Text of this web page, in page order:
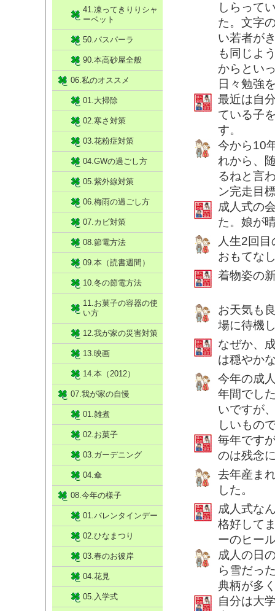
しらって
た。文字
い若者が
も同じよ
からとい
日々勉強
最近は自
ている子
す。
今から10
れから、
るねと言
ン完走目
成人式の
た。娘が
人生2回
おもてな
着物姿の
お天気も
場に待機
なぜか、
は穏やか
今年の成
年間でし
いですが
しいもの
毎年です
のは残念
去年産ま
した。
成人式な
格好して
ーのヒー
成人の日
ら雪だっ
典柄が多
自分は大
41.凍ってきりりシャ
ーベット
50.パスパーラ
90.本高砂屋全般
06.私のオススメ
01.大掃除
02.寒さ対策
03.花粉症対策
04.GWの過ごし方
05.紫外線対策
06.梅雨の過ごし方
07.カビ対策
08.節電方法
09.本（読書週間）
10.冬の節電方法
11.お菓子の容器の使
い方
12.我が家の災害対策
13.映画
14.本（2012）
07.我が家の自慢
01.雑煮
02.お菓子
03.ガーデニング
04.傘
08.今年の様子
01.バレンタインデー
02.ひなまつり
03.春のお彼岸
04.花見
05.入学式